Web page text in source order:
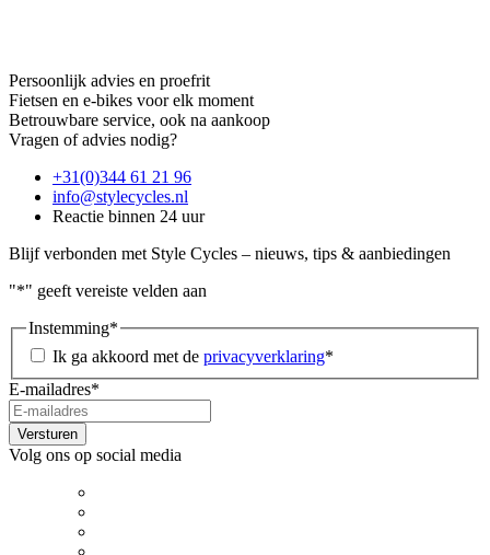
Persoonlijk advies en proefrit
Fietsen en e-bikes voor elk moment
Betrouwbare service, ook na aankoop
Vragen of advies nodig?
+31(0)344 61 21 96
info@stylecycles.nl
Reactie binnen 24 uur
Blijf verbonden met Style Cycles – nieuws, tips & aanbiedingen
"*" geeft vereiste velden aan
Instemming*
Ik ga akkoord met de privacyverklaring*
E-mailadres*
Volg ons op social media